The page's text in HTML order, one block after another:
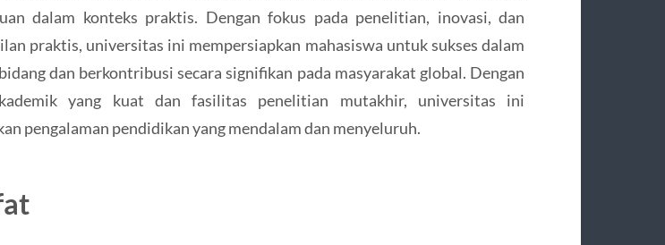
dalam konteks praktis. Dengan fokus pada penelitian, inovasi, dan
praktis, universitas ini mempersiapkan mahasiswa untuk sukses dalam
dan berkontribusi secara signifikan pada masyarakat global. Dengan
yang kuat dan fasilitas penelitian mutakhir, universitas ini
pengalaman pendidikan yang mendalam dan menyeluruh.